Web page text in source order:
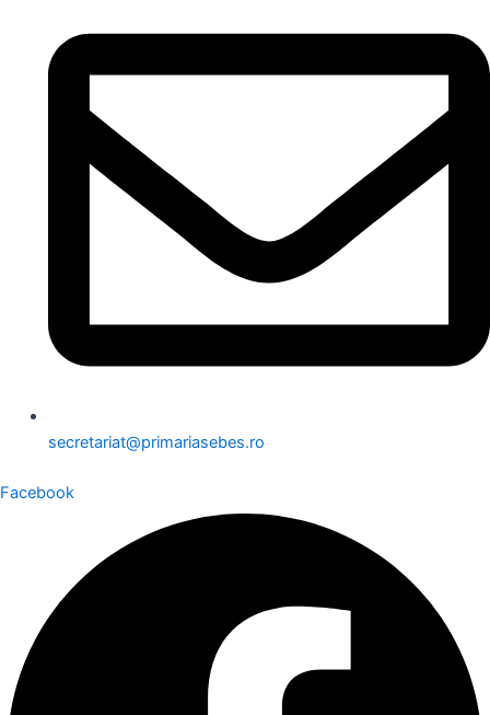
secretariat@primariasebes.ro
Facebook